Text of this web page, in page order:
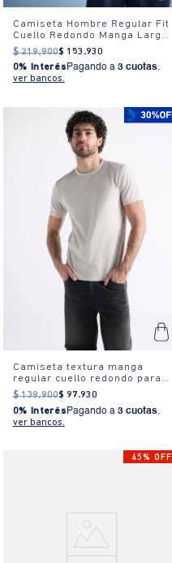
Camiseta Hombre Regular Fit
Cuello Redondo Manga Larga
Estampada Blanca
$ 219.900$ 153 .930
0% InterésPagando a 3 cuotas.
ver bancos.
Camiseta textura manga
regular cuello redondo para
hombre
$ 139.900$ 97.930
0% Interés Pagando a 3 cuotas.
ver bancos.
45% OFF